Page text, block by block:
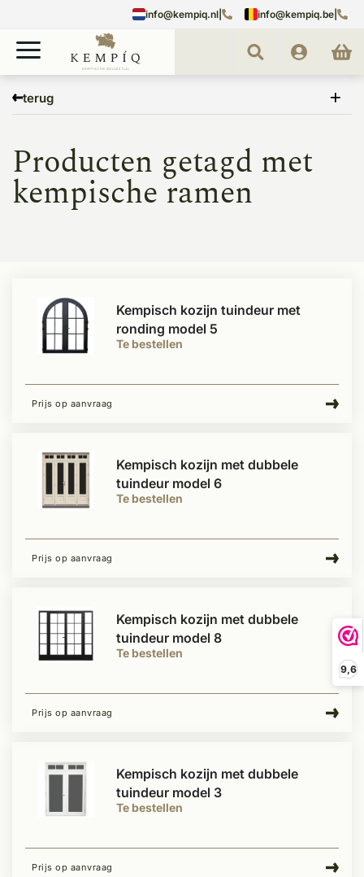
9,6
info@kempiq.nl info@kempiq.be
terug
kempische ramen
Producten getagd met
kempische ramen
Te bestellen
Kempisch kozijn tuindeur met
ronding model 5
Prijs op aanvraag
Te bestellen
Kempisch kozijn met dubbele
tuindeur model 6
Prijs op aanvraag
Te bestellen
Kempisch kozijn met dubbele
tuindeur model 8
Prijs op aanvraag
Te bestellen
Kempisch kozijn met dubbele
tuindeur model 3
Prijs op aanvraag